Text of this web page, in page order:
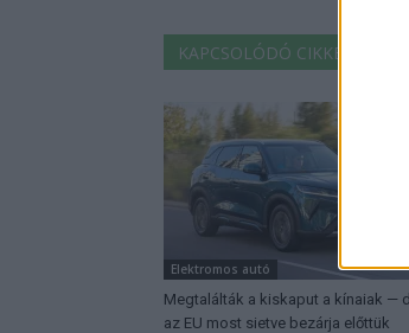
KAPCSOLÓDÓ CIKKEK
Elektromos autó
Megtalálták a kiskaput a kínaiak —
az EU most sietve bezárja előttük